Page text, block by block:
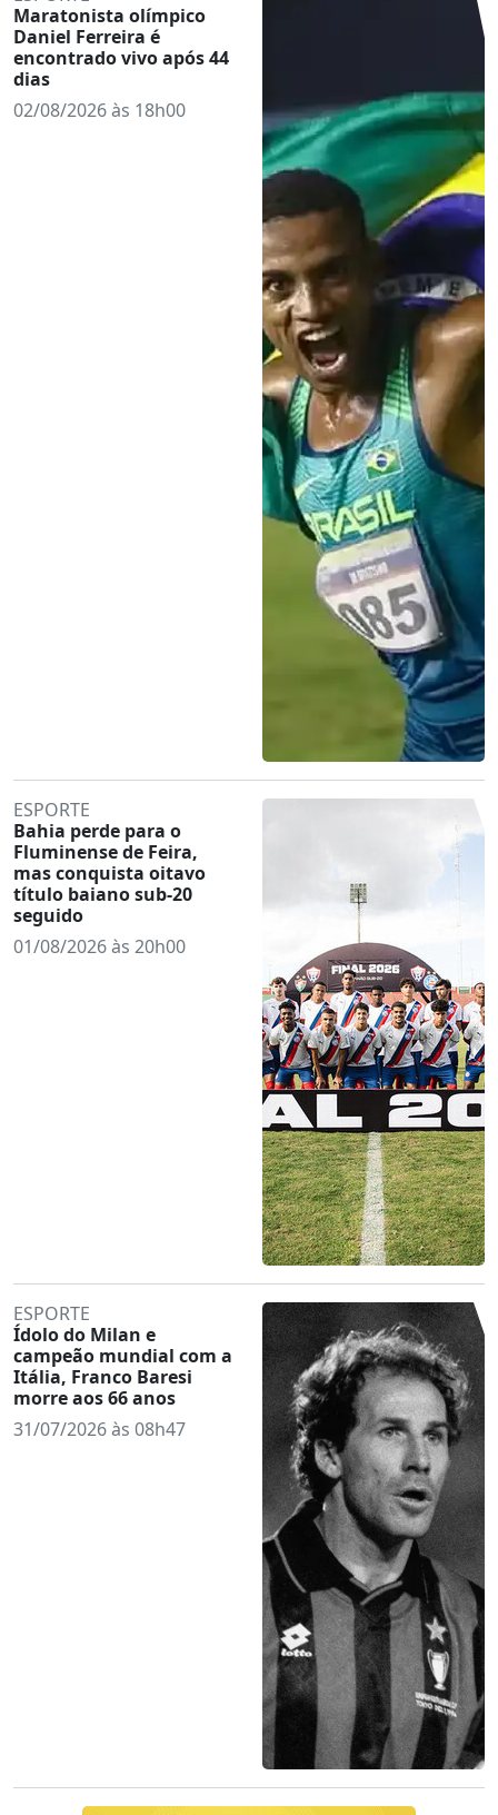
Maratonista olímpico
Daniel Ferreira é
encontrado vivo após 44
dias
02/08/2026 às 18h00
ESPORTE
Bahia perde para o
Fluminense de Feira,
mas conquista oitavo
título baiano sub-20
seguido
01/08/2026 às 20h00
ESPORTE
Ídolo do Milan e
campeão mundial com a
Itália, Franco Baresi
morre aos 66 anos
31/07/2026 às 08h47